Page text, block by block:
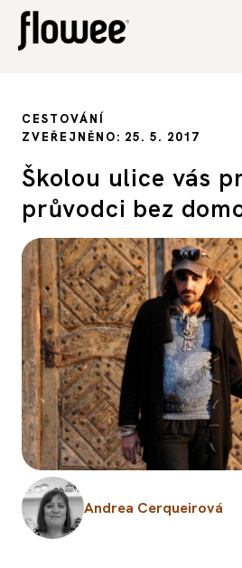
RODINA A
SEX A
PORADNA
CESTOVÁNÍ
ZVEŘEJNĚNO: 25. 5. 2017
Školou ulice vás
průvodci bez
Andrea Cerqueirová